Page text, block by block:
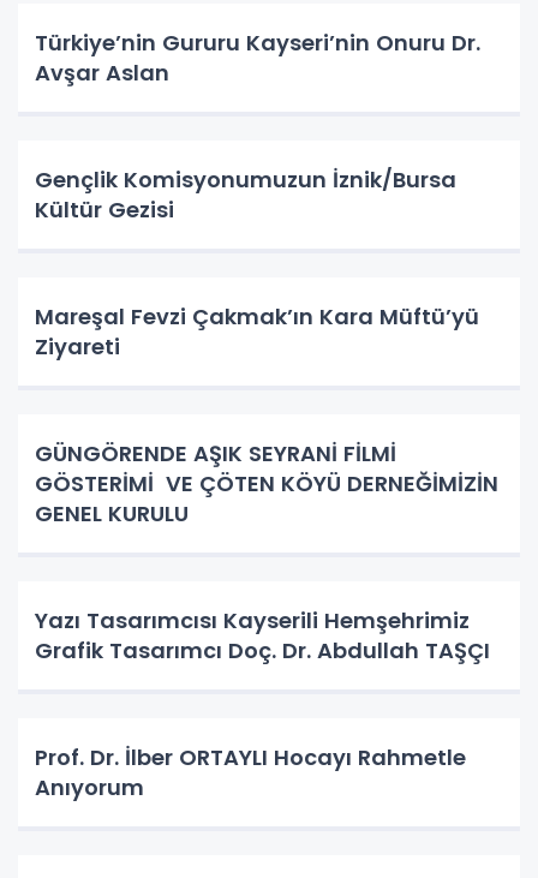
Türkiye’nin Gururu Kayseri’nin Onuru Dr.
Avşar Aslan
Gençlik Komisyonumuzun İznik/Bursa
Kültür Gezisi
Mareşal Fevzi Çakmak’ın Kara Müftü’yü
Ziyareti
GÜNGÖRENDE AŞIK SEYRANİ FİLMİ
GÖSTERİMİ VE ÇÖTEN KÖYÜ DERNEĞİMİZİN
GENEL KURULU
Yazı Tasarımcısı Kayserili Hemşehrimiz
Grafik Tasarımcı Doç. Dr. Abdullah TAŞÇI
Prof. Dr. İlber ORTAYLI Hocayı Rahmetle
Anıyorum